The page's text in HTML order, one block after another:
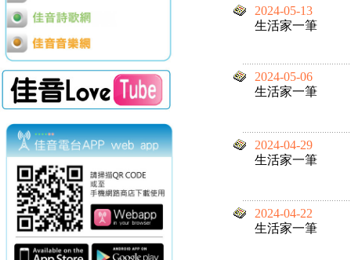
2024-05-13
生活家一筆
2024-05-06
生活家一筆
2024-04-29
生活家一筆
2024-04-22
生活家一筆